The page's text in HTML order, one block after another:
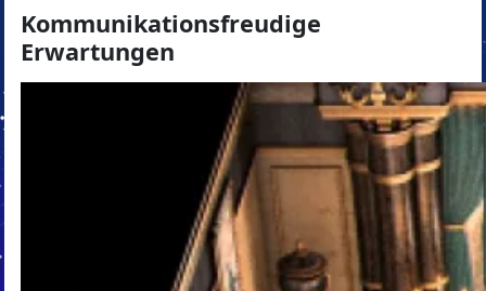
Kommunikationsfreudige
Erwartungen